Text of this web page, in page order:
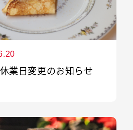
業日変更のお知らせ